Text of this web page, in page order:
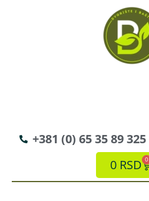
+381 (0) 65 35 89 325
0 RSD 0